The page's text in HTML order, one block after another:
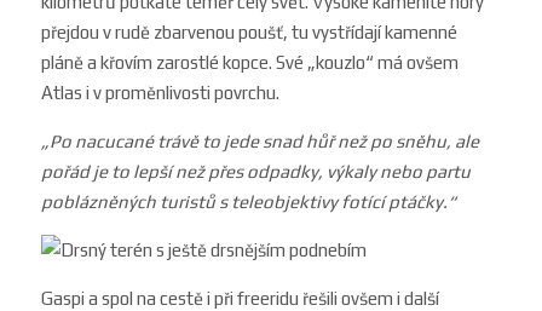
přejdou v rudě zbarvenou poušť, tu vystřídají kamenné
pláně a křovím zarostlé kopce. Své „kouzlo“ má ovšem
Atlas i v proměnlivosti povrchu.
„Po nacucané trávě to jede snad hůř než po sněhu, ale
pořád je to lepší než přes odpadky, výkaly nebo partu
poblázněných turistů s teleobjektivy fotící ptáčky.“
Gaspi a spol na cestě i při freeridu řešili ovšem i další